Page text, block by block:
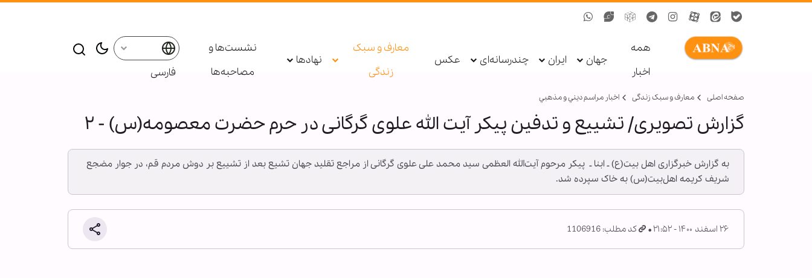
همه
اخبار
جهان ایران چندرسانه‌ای عکس
معارف و سبک
زندگی
نهادها
نشست‌ها و
مصاحبه‌ها
فارسی
صفحه اصلی معارف و سبک زندگی اخبار مراسم ديني و مذهبي
گزارش تصویری/ تشییع و تدفین پیکر آیت الله علوی گرگانی در حرم حضرت معصومه(س) - ۲
به گزارش خبرگزاری اهل بیت(ع) ـ ابنا ـ ‫ پیکر مرحوم آیت‌الله العظمی سید محمد علی علوی گرگانی از مراجع تقلید جهان تشیع بعد از تشییع بر دوش مردم قم، در جوار مضجع
شریف کریمه اهل‌بیت(س) به خاک سپرده شد.
۲۶ اسفند ۱۴۰۰ - ۲۱:۵۲ کد مطلب: 1106916